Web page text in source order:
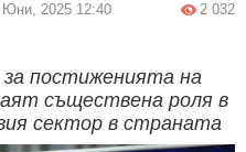
2025 12:40 2 032
постиженията на
съществена роля в
сектор в страната